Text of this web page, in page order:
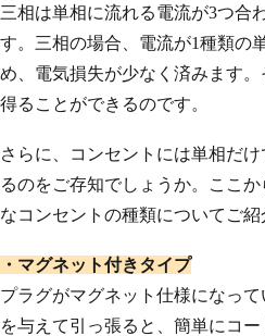
三相は単相に流れる電流が3つ合
す。三相の場合、電流が1種類の
め、電気損失が少なく済みます
得ることができるのです。
さらに、コンセントには単相だ
るのをご存知でしょうか。ここ
なコンセントの種類についてご紹
・マグネット付きタイプ
プラグがマグネット仕様になっ
を与えて引っ張ると、簡単にコ